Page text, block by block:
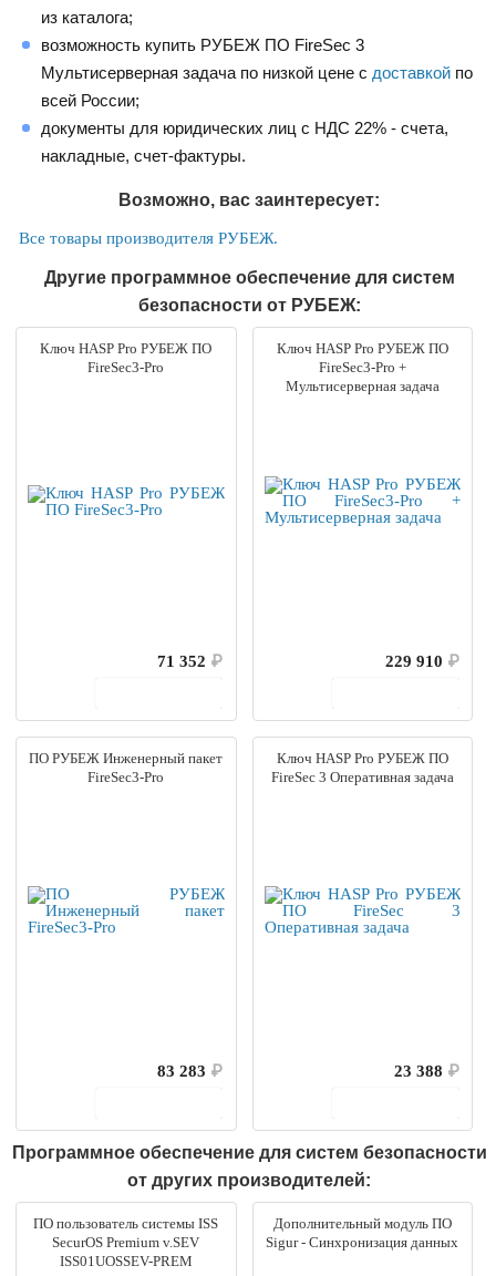
из каталога;
возможность купить РУБЕЖ ПО FireSec 3
Мультисерверная задача по низкой цене с доставкой по
всей России;
документы для юридических лиц с НДС 22% - счета,
накладные, счет-фактуры.
Возможно, вас заинтересует:
Все товары производителя РУБЕЖ.
Другие программное обеспечение для систем
безопасности от РУБЕЖ:
Ключ HASP Pro РУБЕЖ ПО
FireSec3-Pro
71 352 ₽
Ключ HASP Pro РУБЕЖ ПО
FireSec3-Pro +
Мультисерверная задача
229 910 ₽
ПО РУБЕЖ Инженерный пакет
FireSec3-Pro
83 283 ₽
Ключ HASP Pro РУБЕЖ ПО
FireSec 3 Оперативная задача
23 388 ₽
Программное обеспечение для систем безопасности
от других производителей:
ПО пользователь системы ISS
SecurOS Premium v.SEV
ISS01UOSSEV-PREM
Дополнительный модуль ПО
Sigur - Синхронизация данных